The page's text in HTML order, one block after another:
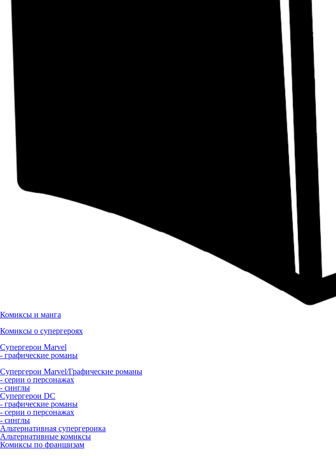
Комиксы и манга
Комиксы о супергероях
Супергерои Marvel
- графические романы
Супергерои Marvel/Графические романы
- серии о персонажах
- синглы
Супергерои DC
- графические романы
- серии о персонажах
- синглы
Альтернативная супергероика
Альтернативные комиксы
Комиксы по франшизам